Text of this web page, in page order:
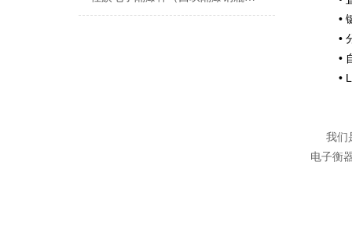
•
•
•
•
我们
电子衡